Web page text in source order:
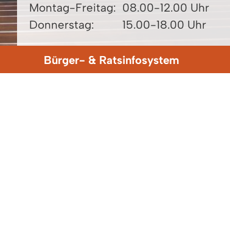
Montag-Freitag: 08.00-12.00 Uhr
Donnerstag:
15.00-18.00 Uhr
Bürger- & Ratsinfosystem